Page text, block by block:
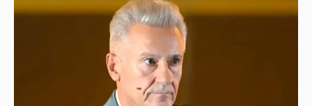
"Сломанные судьбы". Олег Меньшиков
призвал закрыть неэффективные
театральные вузы в России